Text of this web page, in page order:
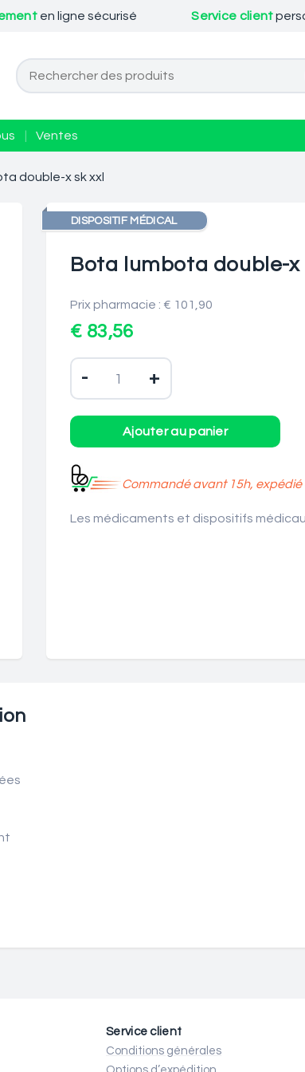
en ligne sécurisé Service client
Ventes
double-x sk xxl
DISPOSITIF MÉDICAL
Bota lumbota double-x
Prix pharmacie : € 101,90
€ 83,56
- +
Commandé avant 15h, expédié
Les médicaments et dispositifs
Service client
Conditions générales